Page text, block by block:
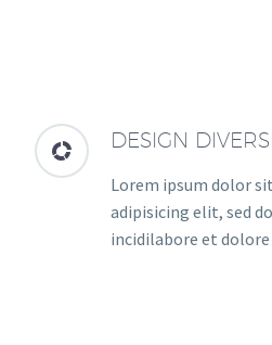

 DESIGN
Lorem ipsum dolor
adipisicing elit, sed
incidilabore et